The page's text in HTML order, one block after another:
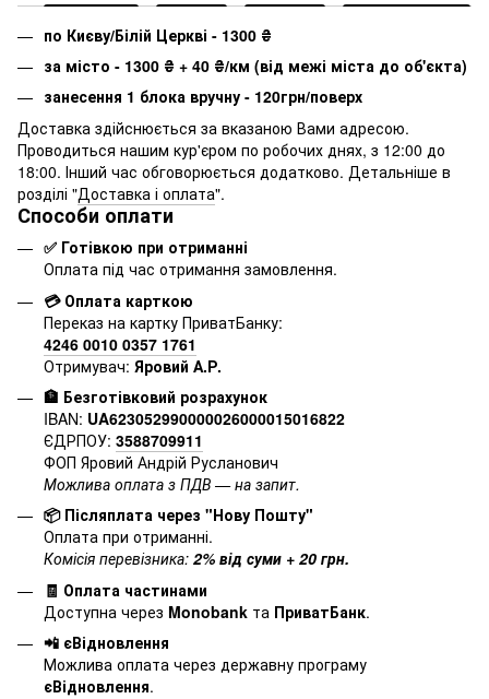
по Києву/Білій Церкві - 1300 ₴
за місто - 1300 ₴ + 40 ₴/км (від межі міста до об'єкта)
занесення 1 блока вручну - 120грн/поверх
Доставка здійснюється за вказаною Вами адресою.
Проводиться нашим кур'єром по робочих днях, з 12:00 до
18:00. Інший час обговорюється додатково. Детальніше в
розділі "Доставка і оплата".
Способи оплати
✅ Готівкою при отриманні
Оплата під час отримання замовлення.
💳 Оплата карткою
Переказ на картку ПриватБанку:
4246 0010 0357 1761
Отримувач: Яровий А.Р.
🏦 Безготівковий розрахунок
IBAN: UA623052990000026000015016822
ЄДРПОУ: 3588709911
ФОП Яровий Андрій Русланович
Можлива оплата з ПДВ — на запит.
📦 Післяплата через "Нову Пошту"
Оплата при отриманні.
Комісія перевізника: 2% від суми + 20 грн.
🧾 Оплата частинами
Доступна через Monobank та ПриватБанк.
📲 єВідновлення
Можлива оплата через державну програму
єВідновлення.